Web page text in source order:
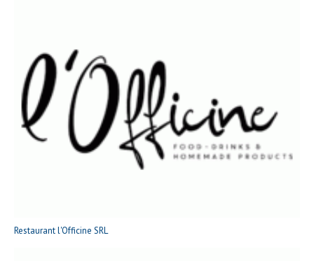
Restaurant l'Officine SRL